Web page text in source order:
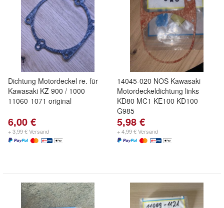
Dichtung Motordeckel re. für
Kawasaki KZ 900 / 1000
11060-1071 original
6,00 €
+ 3,99 € Versand
14045-020 NOS Kawasaki
Motordeckeldichtung links
KD80 MC1 KE100 KD100
G985
5,98 €
+ 4,99 € Versand